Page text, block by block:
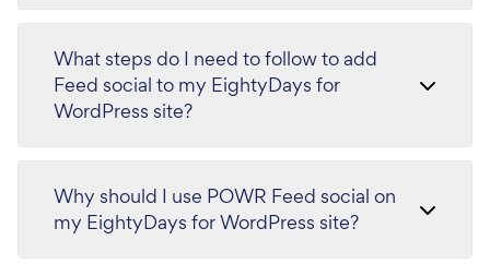
What steps do I need to follow to add
Feed social to my EightyDays for
WordPress site?
Why should I use POWR Feed social on
my EightyDays for WordPress site?